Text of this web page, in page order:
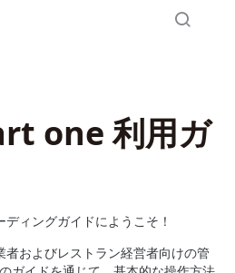
one 利用ガ
ィングガイドにようこそ！
およびレストラン経営者向けの管